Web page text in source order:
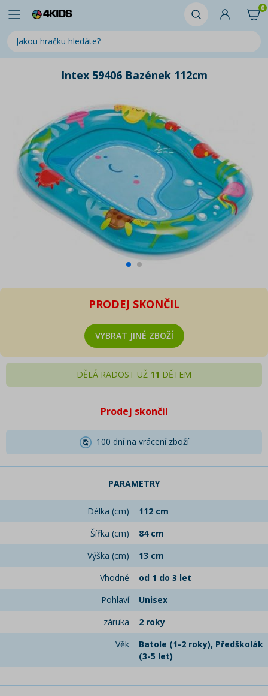
0
Intex 59406 Bazének 112cm
PRODEJ SKONČIL
VYBRAT JINÉ ZBOŽÍ
DĚLÁ RADOST UŽ 11 DĚTEM
Prodej skončil
100 dní na vrácení zboží
PARAMETRY
Délka (cm)
112 cm
Šířka (cm)
84 cm
Výška (cm)
13 cm
Vhodné
od 1 do 3 let
Pohlaví
Unisex
záruka
2 roky
Věk
Batole (1-2 roky), Předškolák
(3-5 let)